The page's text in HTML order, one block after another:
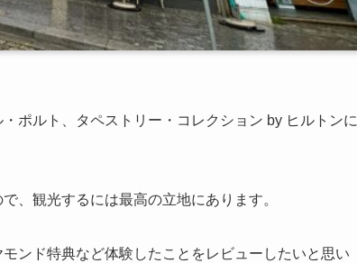
ポルト、タペストリー・コレクション by ヒルトンに
、観光するには最高の立地にあります。
ンド特典など体験したことをレビューしたいと思い